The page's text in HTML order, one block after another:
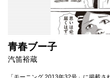
青春ブー子
汽笛裕蔵